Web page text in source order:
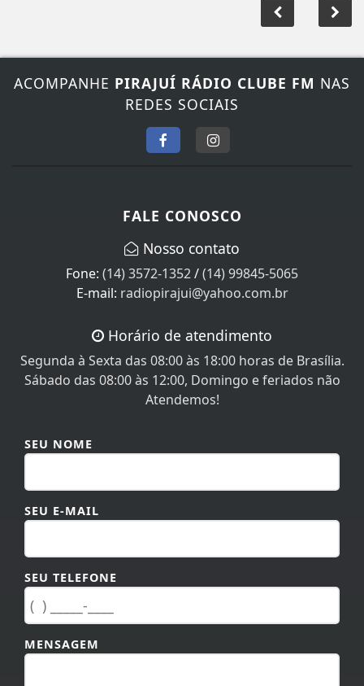
ACOMPANHEPIRAJUÍ RÁDIO CLUBE FMNAS
REDES SOCIAIS
(14) 3572-1352/(14) 99845-5065
E-mail:radiopirajui@yahoo.com.br
Segunda à Sexta das 08:00 às 18:00 horas de Brasília.
Sábado das 08:00 às 12:00, Domingo e feriados não
Atendemos!
SEU E-MAIL
SEU TELEFONE
MENSAGEM